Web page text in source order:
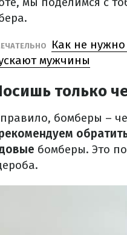
Как не
мужчины
только
бомберы –
бомберы. Это